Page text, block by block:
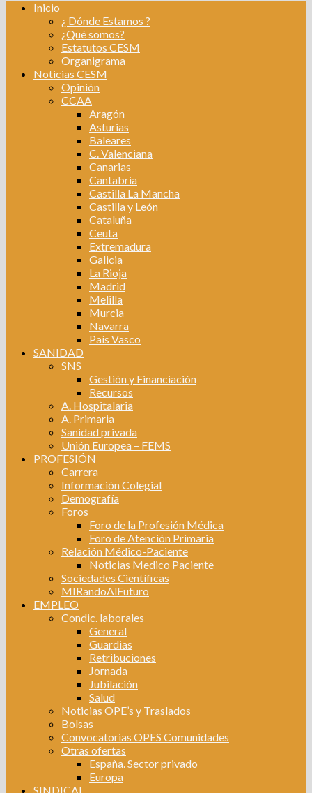
Inicio
¿ Dónde Estamos ?
¿Qué somos?
Estatutos CESM
Organigrama
Noticias CESM
Opinión
CCAA
Aragón
Asturias
Baleares
C. Valenciana
Canarias
Cantabria
Castilla La Mancha
Castilla y León
Cataluña
Ceuta
Extremadura
Galicia
La Rioja
Madrid
Melilla
Murcia
Navarra
País Vasco
SANIDAD
SNS
Gestión y Financiación
Recursos
A. Hospitalaria
A. Primaria
Sanidad privada
Unión Europea – FEMS
PROFESIÓN
Carrera
Información Colegial
Demografía
Foros
Foro de la Profesión Médica
Foro de Atención Primaria
Relación Médico-Paciente
Noticias Medico Paciente
Sociedades Científicas
MIRandoAlFuturo
EMPLEO
Condic. laborales
General
Guardias
Retribuciones
Jornada
Jubilación
Salud
Noticias OPE’s y Traslados
Bolsas
Convocatorias OPES Comunidades
Otras ofertas
España. Sector privado
Europa
SINDICAL